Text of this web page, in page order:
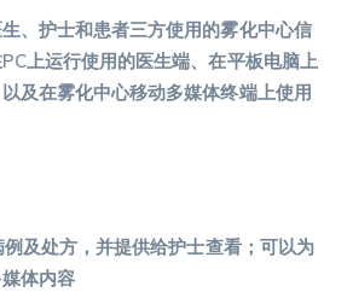
、护士和患者三方使用的雾化中心信
上运行使用的医生端、在平板电脑上
及在雾化中心移动多媒体终端上使用
及处方，并提供给护士查看；可以为
体内容